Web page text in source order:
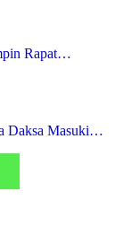
Rapat…
Daksa Masuki…